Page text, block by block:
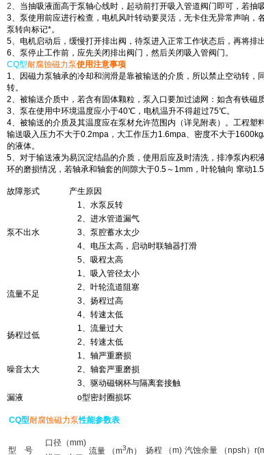
2、 当抽吸液面高于泵轴心线时，起动前打开吸入管道阀门即可，若抽
3、 泵使用前应进行检查，电机风叶转动要灵活，无卡住无异常声响，
泵转向标记*。
5、电机启动后，缓慢打开排出阀，待泵进入正常工作状态后，再将排
6、 泵停止工作前，应先关闭排出阀门，然后关闭吸入管阀门。
CQ型耐腐蚀磁力泵使用注意事项
1、因磁力泵轴承的冷却和润滑是靠被输送的介质，所以禁止空动转，
转。
2、被输送介质中，若含有固体颗粒， 泵 入口要加过滤网：如含有铁磁
3、 泵在使用中环境温度应小于40℃，电机温升不得超过75℃。
4、被输送的介质及其温度应在泵材允许范围内（详见附表）。工程塑
输送吸入压力不大于0.2mpa，大工作压力1.6mpa、密度不大于
的液体。
5、对于输送液为易沉淀结晶的介质，使用后应及时清洗，排净泵内积
环的磨损情况，若轴承和轴套的间隙大于0.5～1mm，叶轮轴向 窜动
故障形式 产生原因
泵不出水
1、水泵反转
2、进水管道漏气
3、 泵腔蓄水太少
4、电压太高，启动时联轴器打滑
5、吸程太高
流量不足
1、吸入管径太小
2、叶轮流道阻塞
3、扬程过高
4、转速太低
扬程过低
1、流量过大
2、转速太低
噪音太大
1、轴严重磨损
2、轴套严重磨损
3、驱动磁钢杯与隔离套接触
漏液
o型密封圈损坏
CQ型耐腐蚀磁力泵性能参数表
型 号
口径（mm)
流量 （m3/h） 扬程 （m) 汽蚀余量 （npsh）